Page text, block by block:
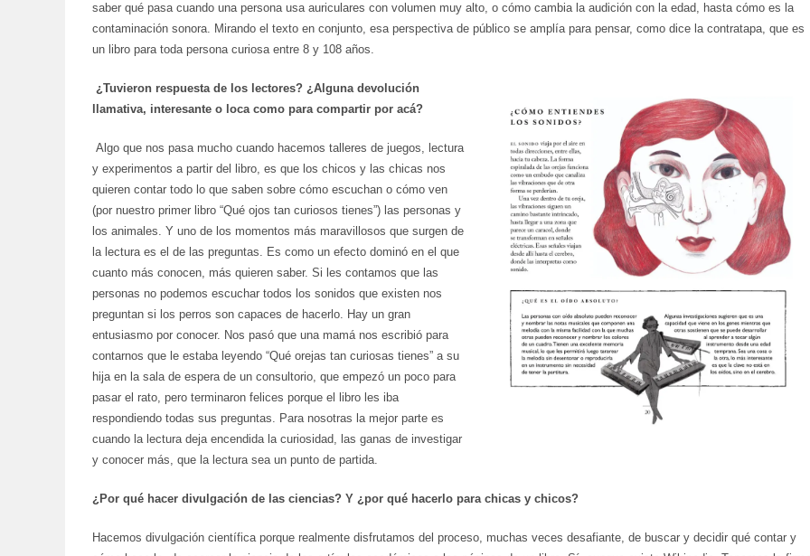
saber qué pasa cuando una persona usa auriculares con volumen muy alto, o cómo cambia la audición con la edad, hasta cómo es la
contaminación sonora. Mirando el texto en conjunto, esa perspectiva de público se amplía para pensar, como dice la contratapa, que es
un libro para toda persona curiosa entre 8 y 108 años.
¿Tuvieron respuesta de los lectores? ¿Alguna devolución
llamativa, interesante o loca como para compartir por acá?
Algo que nos pasa mucho cuando hacemos talleres de juegos, lectura
y experimentos a partir del libro, es que los chicos y las chicas nos
quieren contar todo lo que saben sobre cómo escuchan o cómo ven
(por nuestro primer libro “Qué ojos tan curiosos tienes”) las personas y
los animales. Y uno de los momentos más maravillosos que surgen de
la lectura es el de las preguntas. Es como un efecto dominó en el que
cuanto más conocen, más quieren saber. Si les contamos que las
personas no podemos escuchar todos los sonidos que existen nos
preguntan si los perros son capaces de hacerlo. Hay un gran
entusiasmo por conocer. Nos pasó que una mamá nos escribió para
contarnos que le estaba leyendo “Qué orejas tan curiosas tienes” a su
hija en la sala de espera de un consultorio, que empezó un poco para
pasar el rato, pero terminaron felices porque el libro les iba
respondiendo todas sus preguntas. Para nosotras la mejor parte es
cuando la lectura deja encendida la curiosidad, las ganas de investigar
y conocer más, que la lectura sea un punto de partida.
¿Por qué hacer divulgación de las ciencias? Y ¿por qué hacerlo para chicas y chicos?
Hacemos divulgación científica porque realmente disfrutamos del proceso, muchas veces desafiante, de buscar y decidir qué contar y